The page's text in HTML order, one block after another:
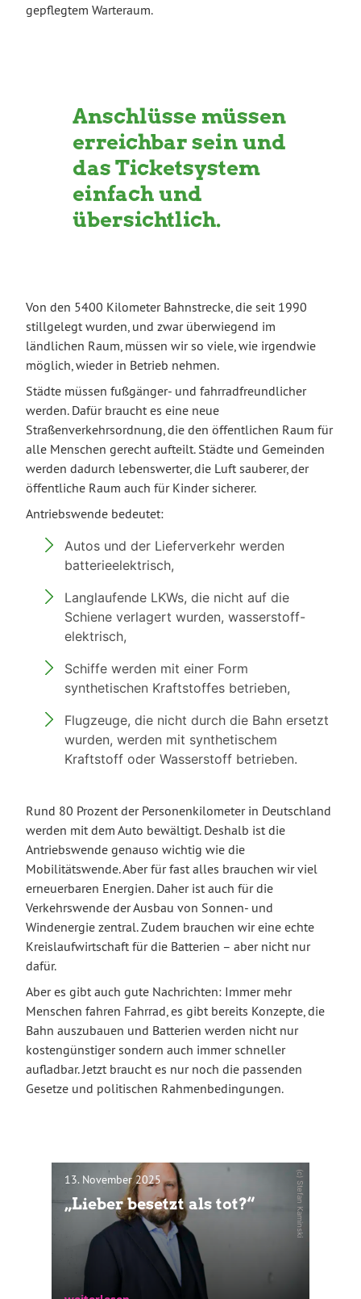
gepflegtem Warteraum.
Anschlüsse müssen
erreichbar sein und
das Ticketsystem
einfach und
übersichtlich.
Von den 5400 Kilometer Bahnstrecke, die seit 1990
stillgelegt wurden, und zwar überwiegend im
ländlichen Raum, müssen wir so viele, wie irgendwie
möglich, wieder in Betrieb nehmen.
Städte müssen fußgänger- und fahrradfreundlicher
werden. Dafür braucht es eine neue
Straßenverkehrsordnung, die den öffentlichen Raum für
alle Menschen gerecht aufteilt. Städte und Gemeinden
werden dadurch lebenswerter, die Luft sauberer, der
öffentliche Raum auch für Kinder sicherer.
Antriebswende bedeutet:
Autos und der Lieferverkehr werden
batterieelektrisch,
Langlaufende LKWs, die nicht auf die
Schiene verlagert wurden, wasserstoff-
elektrisch,
Schiffe werden mit einer Form
synthetischen Kraftstoffes betrieben,
Flugzeuge, die nicht durch die Bahn ersetzt
wurden, werden mit synthetischem
Kraftstoff oder Wasserstoff betrieben.
Rund 80 Prozent der Personenkilometer in Deutschland
werden mit dem Auto bewältigt. Deshalb ist die
Antriebswende genauso wichtig wie die
Mobilitätswende. Aber für fast alles brauchen wir viel
erneuerbaren Energien. Daher ist auch für die
Verkehrswende der Ausbau von Sonnen- und
Windenergie zentral. Zudem brauchen wir eine echte
Kreislaufwirtschaft für die Batterien – aber nicht nur
dafür.
Aber es gibt auch gute Nachrichten: Immer mehr
Menschen fahren Fahrrad, es gibt bereits Konzepte, die
Bahn auszubauen und Batterien werden nicht nur
kostengünstiger sondern auch immer schneller
aufladbar. Jetzt braucht es nur noch die passenden
Gesetze und politischen Rahmenbedingungen.
(c) Stefan Kaminski
13. November 2025
„Lieber besetzt als tot?“